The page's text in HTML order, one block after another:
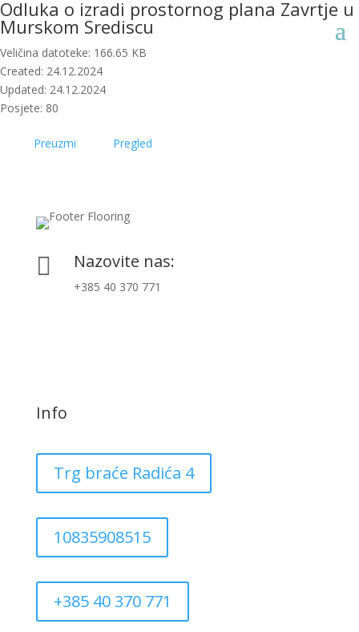
Odluka o izradi prostornog plana Zavrtje u
Murskom Srediscu
Veličina datoteke: 166.65 KB
Created: 24.12.2024
Updated: 24.12.2024
Posjete: 80
Preuzmi Pregled
 Nazovite nas:
+385 40 370 771
Info
Trg braće Radića 4
10835908515
+385 40 370 771